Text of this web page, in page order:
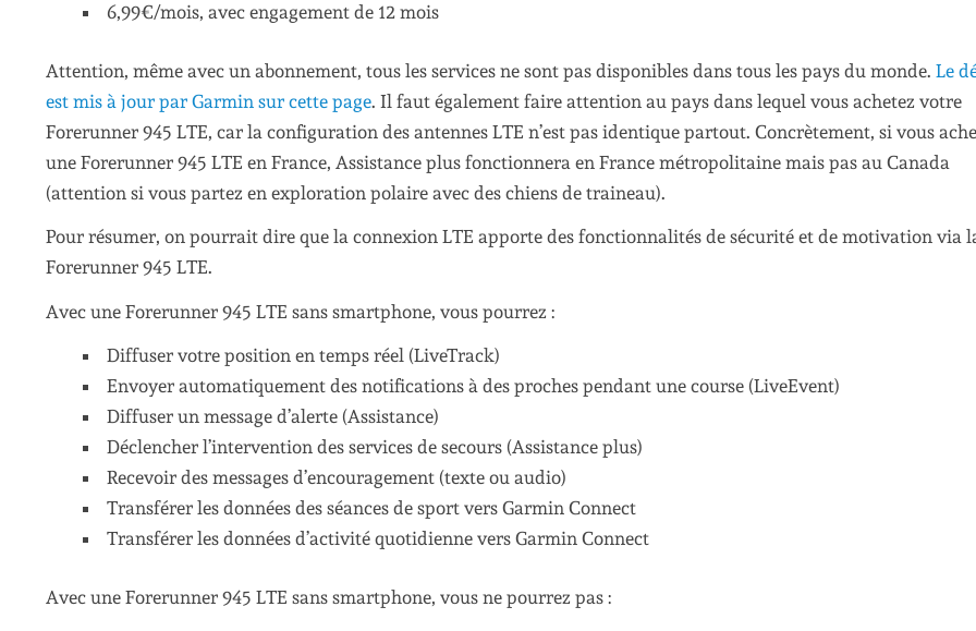
6,99€/mois, avec engagement de 12 mois
Attention, même avec un abonnement, tous les services ne sont pas disponibles dans tous les pays du monde. Le
est mis à jour par Garmin sur cette page. Il faut également faire attention au pays dans lequel vous achetez votre
Forerunner 945 LTE, car la configuration des antennes LTE n’est pas identique partout. Concrètement, si vous
une Forerunner 945 LTE en France, Assistance plus fonctionnera en France métropolitaine mais pas au Canada
(attention si vous partez en exploration polaire avec des chiens de traineau).
Pour résumer, on pourrait dire que la connexion LTE apporte des fonctionnalités de sécurité et de motivation via
Forerunner 945 LTE.
Avec une Forerunner 945 LTE sans smartphone, vous pourrez :
Diffuser votre position en temps réel (LiveTrack)
Envoyer automatiquement des notifications à des proches pendant une course (LiveEvent)
Diffuser un message d’alerte (Assistance)
Déclencher l’intervention des services de secours (Assistance plus)
Recevoir des messages d’encouragement (texte ou audio)
Transférer les données des séances de sport vers Garmin Connect
Transférer les données d’activité quotidienne vers Garmin Connect
Avec une Forerunner 945 LTE sans smartphone, vous ne pourrez pas :